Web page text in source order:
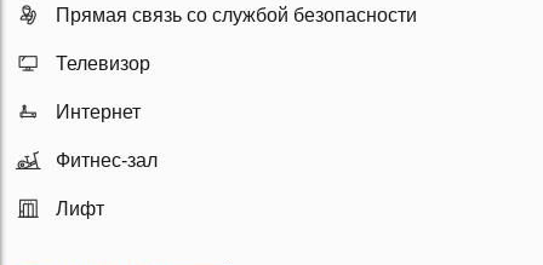
Прямая связь со службой безопасности
Телевизор
Интернет
Фитнес-зал
Лифт